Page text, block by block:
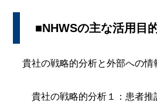
■NHWSの主な活用目
貴社の戦略的分析と外部への情
貴社の戦略的分析１：患者推